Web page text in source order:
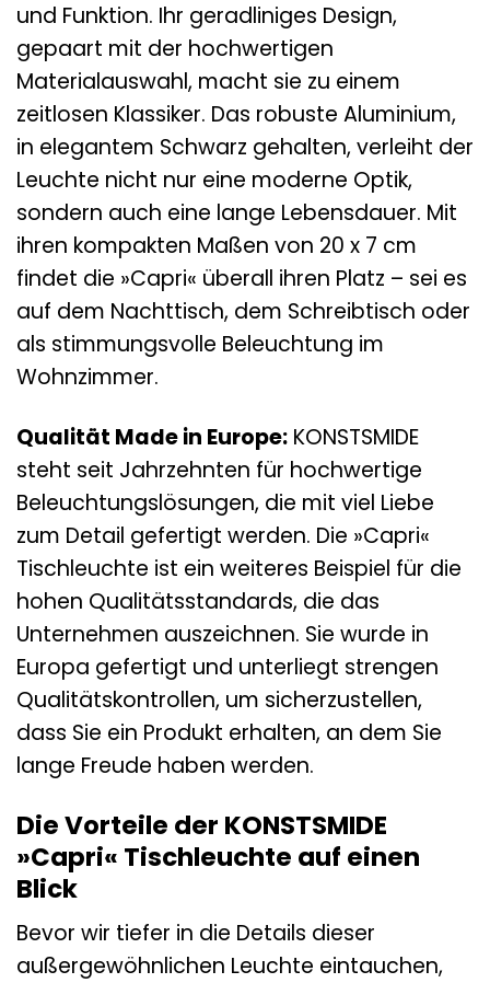
und Funktion. Ihr geradliniges Design,
gepaart mit der hochwertigen
Materialauswahl, macht sie zu einem
zeitlosen Klassiker. Das robuste Aluminium,
in elegantem Schwarz gehalten, verleiht der
Leuchte nicht nur eine moderne Optik,
sondern auch eine lange Lebensdauer. Mit
ihren kompakten Maßen von 20 x 7 cm
findet die »Capri« überall ihren Platz – sei es
auf dem Nachttisch, dem Schreibtisch oder
als stimmungsvolle Beleuchtung im
Wohnzimmer.
Qualität Made in Europe: KONSTSMIDE
steht seit Jahrzehnten für hochwertige
Beleuchtungslösungen, die mit viel Liebe
zum Detail gefertigt werden. Die »Capri«
Tischleuchte ist ein weiteres Beispiel für die
hohen Qualitätsstandards, die das
Unternehmen auszeichnen. Sie wurde in
Europa gefertigt und unterliegt strengen
Qualitätskontrollen, um sicherzustellen,
dass Sie ein Produkt erhalten, an dem Sie
lange Freude haben werden.
Die Vorteile der KONSTSMIDE
»Capri« Tischleuchte auf einen
Blick
Bevor wir tiefer in die Details dieser
außergewöhnlichen Leuchte eintauchen,